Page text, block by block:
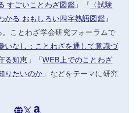
すごいことわざ図鑑』『 〈試験
かる おもしろい四字熟語図鑑 』
ことわざ学会研究フォーラムで
いなし：ことわざを通して意識づ
る知恵 」「WEB上でのことわざ
りたいのか 」などをテーマに研究